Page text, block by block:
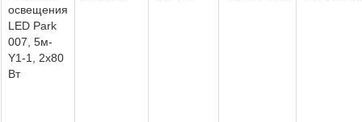
освещения
LED Park
007, 5м-
Y1-1, 2х80
Вт